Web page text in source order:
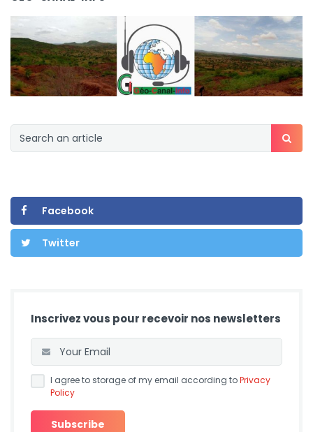
Facebook
Twitter
Inscrivez vous pour recevoir nos newsletters
I agree to storage of my email according toPrivacy
Policy